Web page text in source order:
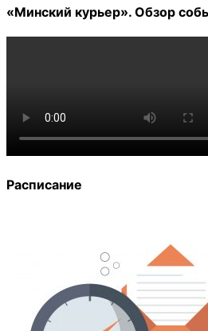
«Минский курьер». Обзор
Расписание